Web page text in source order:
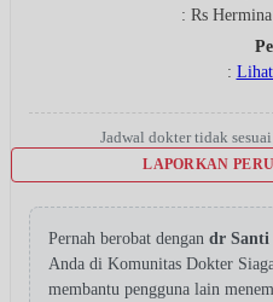
: Rs
:
Jadwal dokter tidak
LAPORKAN
Pernah berobat dengan dr Santi
Anda di Komunitas Dokter
membantu pengguna lain